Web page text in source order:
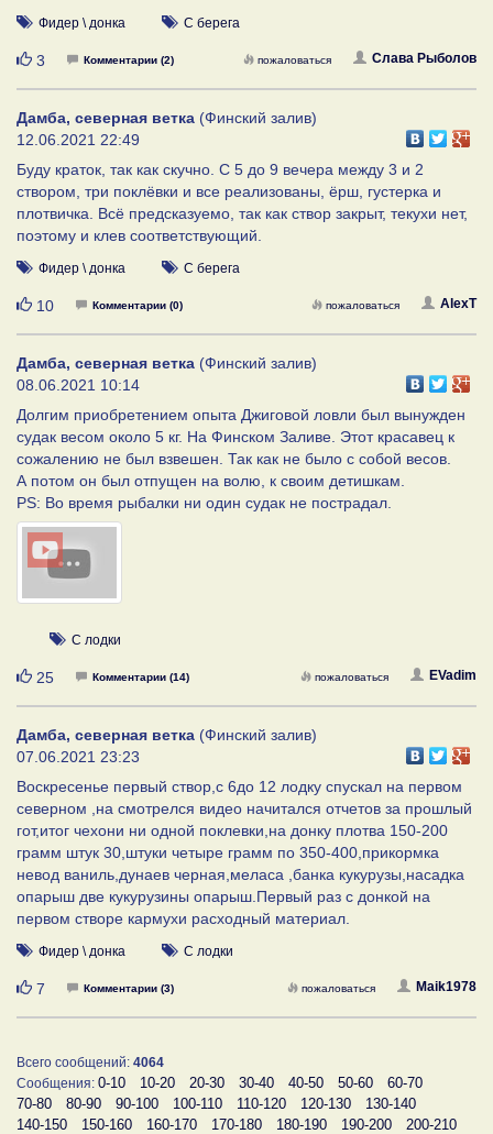
Фидер \ донка С берега
Нравится
3 Комментарии (2) Слава Рыболов
пожаловаться
Дамба, северная ветка (Финский залив)
12.06.2021 22:49
Буду краток, так как скучно. С 5 до 9 вечера между 3 и 2
створом, три поклёвки и все реализованы, ёрш, густерка и
плотвичка. Всё предсказуемо, так как створ закрыт, текухи нет,
поэтому и клев соответствующий.
Фидер \ донка С берега
Нравится
10 Комментарии (0) AlexT
пожаловаться
Дамба, северная ветка (Финский залив)
08.06.2021 10:14
Долгим приобретением опыта Джиговой ловли был вынужден
судак весом около 5 кг. На Финском Заливе. Этот красавец к
сожалению не был взвешен. Так как не было с собой весов.
А потом он был отпущен на волю, к своим детишкам.
PS: Во время рыбалки ни один судак не пострадал.
С лодки
Нравится
25 Комментарии (14) EVadim
пожаловаться
Дамба, северная ветка (Финский залив)
07.06.2021 23:23
Воскресенье первый створ,с 6до 12 лодку спускал на первом
северном ,на смотрелся видео начитался отчетов за прошлый
гот,итог чехони ни одной поклевки,на донку плотва 150-200
грамм штук 30,штуки четыре грамм по 350-400,прикормка
невод ваниль,дунаев черная,меласа ,банка кукурузы,насадка
опарыш две кукурузины опарыш.Первый раз с донкой на
первом створе кармухи расходный материал.
Фидер \ донка С лодки
Нравится
7 Комментарии (3) Maik1978
пожаловаться
Всего сообщений: 4064
Сообщения: 0-10 10-20 20-30 30-40 40-50 50-60
60-70
70-80
80-90 90-100 100-110 110-120 120-130
130-140
140-150
150-160 160-170 170-180 180-190 190-200
200-210